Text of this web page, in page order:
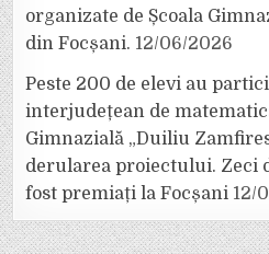
organizate de Școala
din Focșani. 12/06/2026
Peste 200 de elevi au
interjudețean de
Gimnazială „Duiliu
derularea proiectului. Zeci
fost premiați la Focșani 12/